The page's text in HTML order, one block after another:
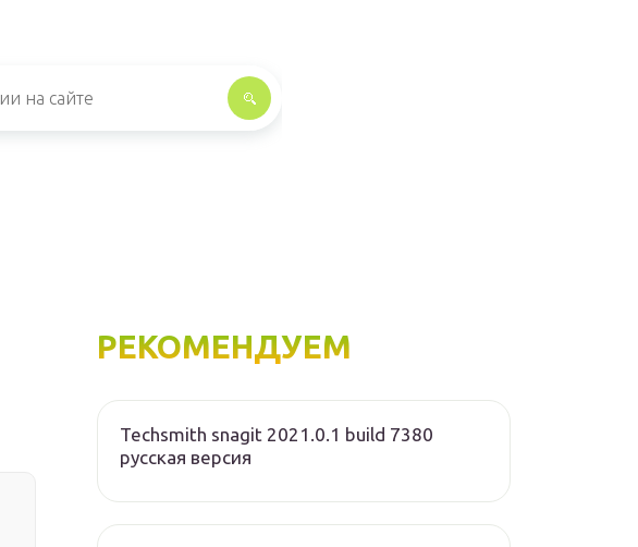
РЕКОМЕНДУЕМ
Techsmith snagit 2021.0.1 build 7380
русская версия